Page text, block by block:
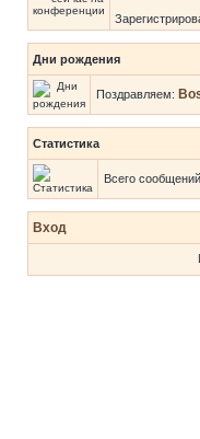
Дни рождения
Поздравляем:
Статистика
Всего
Вход